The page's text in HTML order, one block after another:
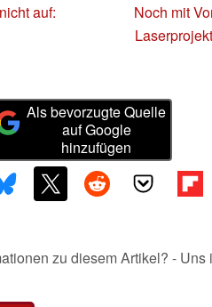
auf:
Noch mit
Als bevorzugte Quelle
auf Google
hinzufügen
zu diesem Artikel? -